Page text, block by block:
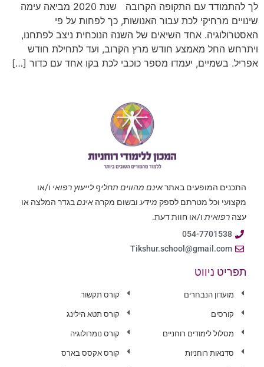
לך להתמודד עם התקופה הקרובה שנת 2020 מביאה עימה
שינויים מרחיקי לכת עבור האנושות, כך לפחות על פי
האסטרולוגיה. אחד השיאים של השנה הנוכחית ניצב לפתחנו,
ויתרחש החל מאמצע חודש מרץ הקרוב, ועד לתחילת חודש
אפריל. בשמיים, יעמדו מספר כוכבי לכת בקו אחד עם כדור […]
התכנים המופעים באתראינם מהווים תחליף לייעוץ רפואי ו/או
מקצועי וכל מטרתם לספק מידעובשום מקרה אינםבגדר המלצה או
עצה רפואיתו/או חוות דעת.
054-7701538
Tikshur.school@gmail.com
תפריט ניווט
מועדון הנבחרים
קורסים
מסלול לימודים רוחניים
סדנאות רוחניות
קורס תקשור
קורס תטא הילינג
קורס נומרולוגיה
קורס אקסס בארס